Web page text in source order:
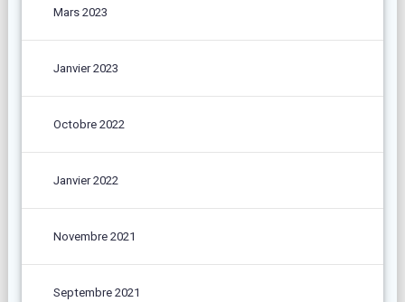
Mars 2023
Janvier 2023
Octobre 2022
Janvier 2022
Novembre 2021
Septembre 2021